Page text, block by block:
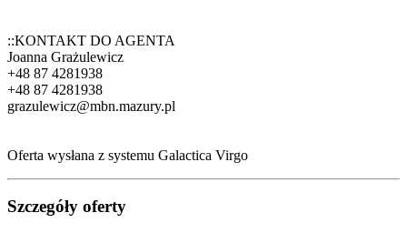
::KONTAKT DO AGENTA
Joanna Grażulewicz
+48 87 4281938
+48 87 4281938
grazulewicz@mbn.mazury.pl
Oferta wysłana z systemu Galactica Virgo
Szczegóły oferty